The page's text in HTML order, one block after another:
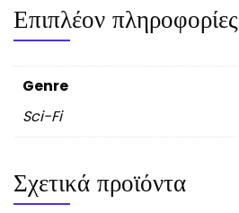
Επιπλέον πληροφορίες
Genre
Sci-Fi
Σχετικά προϊόντα